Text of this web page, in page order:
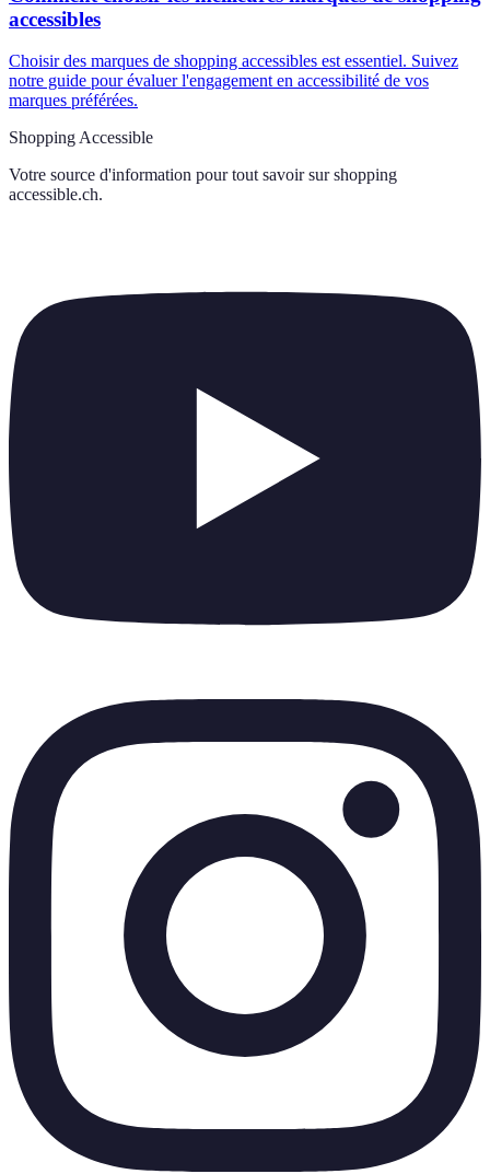
accessibles
Choisir des marques de shopping accessibles est essentiel. Suivez
notre guide pour évaluer l'engagement en accessibilité de vos
marques préférées.
Shopping Accessible
Votre source d'information pour tout savoir sur shopping
accessible.ch.